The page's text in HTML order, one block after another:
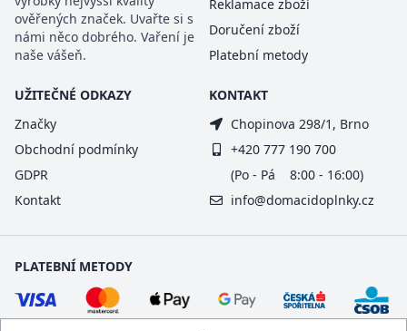
ověřených značek. Uvařte si s
námi něco dobrého. Vaření je
naše vášeň.
Reklamace zboží
Doručení zboží
Platební metody
UŽITEČNÉ ODKAZY
Značky
Obchodní podmínky
GDPR
Kontakt
KONTAKT
Chopinova 298/1, Brno
+420 777 190 700
(Po - Pá 8:00 - 16:00)
info@domacidoplnky.cz
PLATEBNÍ METODY